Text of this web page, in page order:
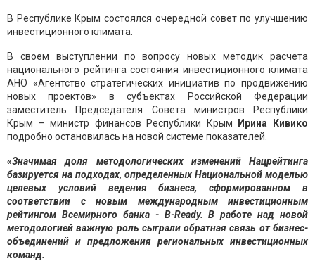
В Республике Крым состоялся очередной совет по улучшению
инвестиционного климата.
В своем выступлении по вопросу новых методик расчета
национального рейтинга состояния инвестиционного климата
АНО «Агентство стратегических инициатив по продвижению
новых проектов» в субъектах Российской Федерации
заместитель Председателя Совета министров Республики
Крым – министр финансов Республики Крым
Ирина Кивико
подробно остановилась на новой системе показателей.
«Значимая доля методологических изменений Нацрейтинга
базируется на подходах, определенных Национальной моделью
целевых условий ведения бизнеса, сформированном в
соответствии с новым международным инвестиционным
рейтингом Всемирного банка - B-Ready. В работе над новой
методологией важную роль сыграли обратная связь от бизнес-
объединений и предложения региональных инвестиционных
команд.